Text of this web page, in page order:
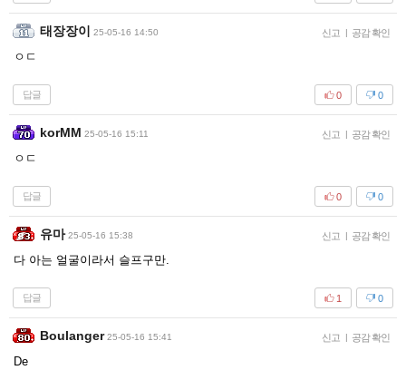
태장장이 25-05-16 14:50 신고 | 공감 확인
ㅇㄷ
답글 0
0
korMM 25-05-16 15:11 신고 | 공감 확인
ㅇㄷ
답글 0
0
유마 25-05-16 15:38 신고 | 공감 확인
다 아는 얼굴이라서 슬프구만.
답글 0
1
Boulanger 25-05-16 15:41 신고 | 공감 확인
De